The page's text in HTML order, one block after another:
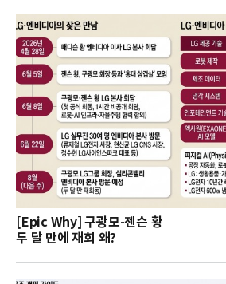
[Epic Why] 구광모-젠슨 황
두 달 만에 재회 왜?